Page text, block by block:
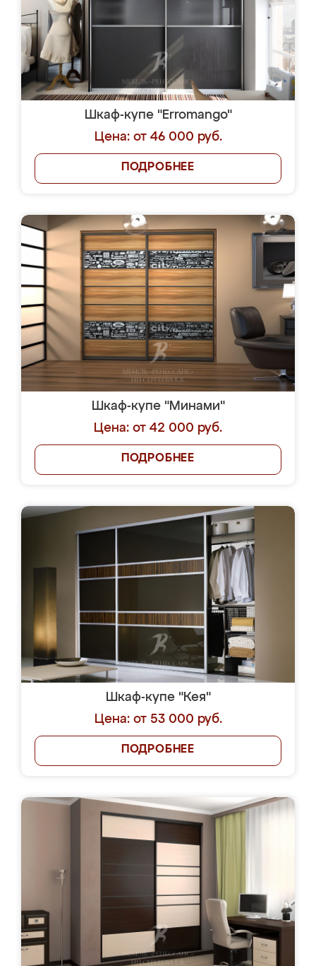
Шкаф-купе "Erromango"
Цена: от 46 000 руб.
ПОДРОБНЕЕ
Шкаф-купе "Минами"
Цена: от 42 000 руб.
ПОДРОБНЕЕ
Шкаф-купе "Кея"
Цена: от 53 000 руб.
ПОДРОБНЕЕ